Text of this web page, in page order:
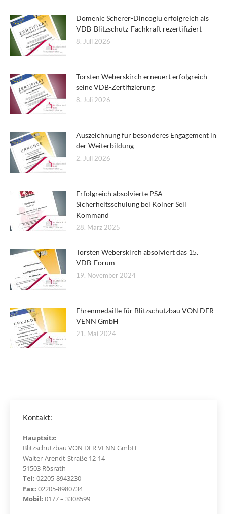
Domenic Scherer-Dincoglu erfolgreich als
VDB-Blitzschutz-Fachkraft rezertifiziert
8. Juli 2026
Torsten Weberskirch erneuert erfolgreich
seine VDB-Zertifizierung
8. Juli 2026
Auszeichnung für besonderes Engagement in
der Weiterbildung
2. Juli 2026
Erfolgreich absolvierte PSA-
Sicherheitsschulung bei Kölner Seil
Kommand
28. März 2025
Torsten Weberskirch absolviert das 15.
VDB-Forum
19. November 2024
Ehrenmedaille für Blitzschutzbau VON DER
VENN GmbH
21. Mai 2024
Kontakt:
Hauptsitz:
Blitzschutzbau VON DER VENN GmbH
Walter-Arendt-Straße 12-14
51503 Rösrath
Tel: 02205-8943230
Fax: 02205-8980734
Mobil: 0177 – 3308599